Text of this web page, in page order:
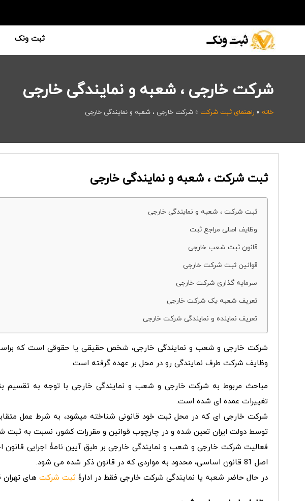
ثبت ونک
شرکت خارجی ، شعبه و نمایندگی خارجی
خانه » راهنمای ثبت شرکت » شرکت خارجی ، شعبه و نمایندگی خارجی
ثبت شرکت ، شعبه و نمایندگی خارجی
ثبت شرکت ، شعبه و نمایندگی خارجی
وظایف اصلی مراجع ثبت
قانون ثبت شعب خارجی
قوانین ثبت شرکت خارجی
سرمایه گذاری شرکت خارجی
تعریف شعبه یک شرکت خارجی
تعریف نماینده و نمایندگی شرکت خارجی
شرکت خارجی و شعب و نمایندگی خارجی، شخص حقیقی یا حقوقی است که براساس
وظایف شرکت طرف نمایندگی رو در محل بر عهده گرفته است
مباحث مربوط به شرکت خارجی و شعب و نمایندگی خارجی با توجه به تقسیم
تغییرات عمده­ ای شده است.
شرکت خارجی ­ای که در محل ثبت خود قانونی شناخته میشود، به شرط عمل
توسط دولت ایران تعین شده و در چارچوب قوانین و مقررات کشور، نسبت به ثبت
فعالیت شرکت خارجی و شعب و نمایندگی خارجی بر طبق آیین نامۀ اجرایی قانون
اصل 81 قانون اساسی، محدود به مواردی که در قانون ذکر شده می شود.
در حال حاضر شعبه یا نمایندگی شرکت خارجی فقط در ادارۀ ثبت شرکت های